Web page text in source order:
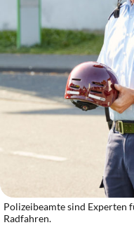
Polizeibeamte sind Experten
Radfahren.